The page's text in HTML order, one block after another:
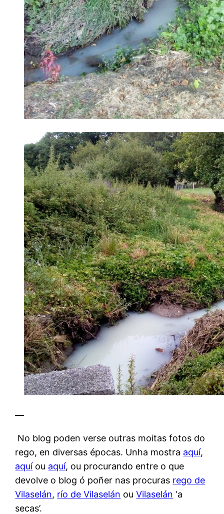
—
No blog poden verse outras moitas fotos do
rego, en diversas épocas. Unha mostra aquí,
aquíou aquí, ou procurando entre o que
devolve o blog ó poñer nas procuras rego de
Vilaselán, río de Vilaselán ouVilaselán ‘a
secas’.